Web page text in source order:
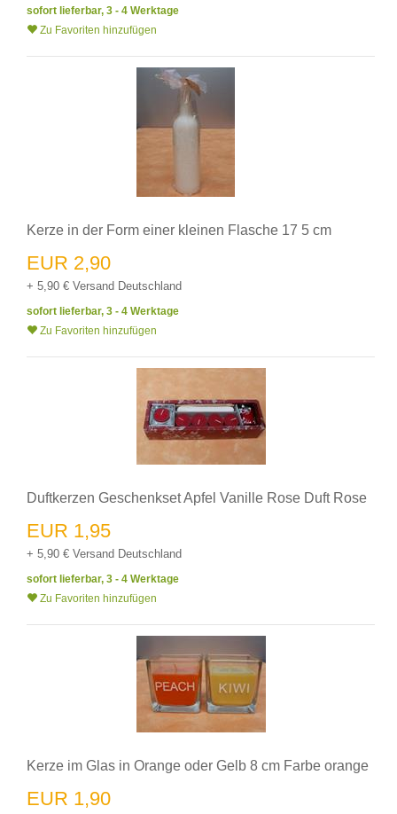
sofort lieferbar, 3 - 4 Werktage
Zu Favoriten hinzufügen
Kerze in der Form einer kleinen Flasche 17 5 cm
EUR 2,90
+ 5,90 € Versand Deutschland
sofort lieferbar, 3 - 4 Werktage
Zu Favoriten hinzufügen
Duftkerzen Geschenkset Apfel Vanille Rose Duft Rose
EUR 1,95
+ 5,90 € Versand Deutschland
sofort lieferbar, 3 - 4 Werktage
Zu Favoriten hinzufügen
Kerze im Glas in Orange oder Gelb 8 cm Farbe orange
EUR 1,90